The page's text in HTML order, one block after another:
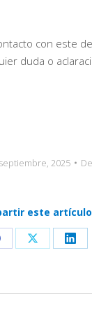
con este
duda o
2025
este
Share
X
Share